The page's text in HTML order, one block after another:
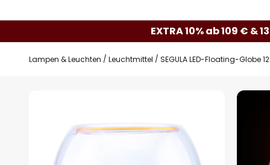
EXTRA 10% ab 109 € &
Lampen & Leuchten Leuchtmittel SEGULA LED-Floating-Globe
Bildgalerie
springen